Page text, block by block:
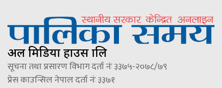
अल मिडिया हाउस प्रालि
सूचना तथा प्रसारण विभाग दर्ता नंः ३३७५-२०७८/७९
प्रेस काउन्सिल नेपाल दर्ता नंः ३३७१